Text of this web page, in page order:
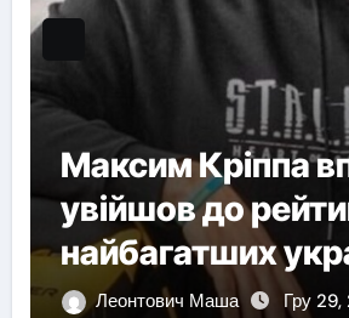
Максим Кріппа
увійшов до
найбагатших
NVЛеонтович Маша Гру